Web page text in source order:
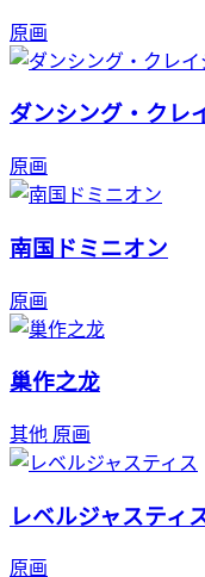
原画
ダンシング・クレ
原画
南国ドミニオン
原画
巢作之龙
其他 原画
レベルジャスティ
原画